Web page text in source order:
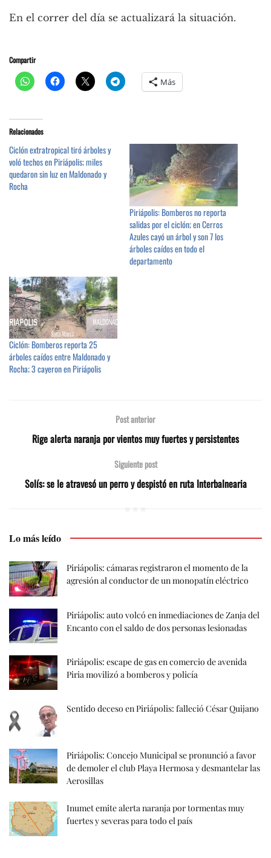
En el correr del día se actualizará la situación.
Compartir
Más
Relacionados
Ciclón extratropical tiró árboles y
voló techos en Piriápolis; miles
quedaron sin luz en Maldonado y
Rocha
Piriápolis: Bomberos no reporta
salidas por el ciclón; en Cerros
Azules cayó un árbol y son 7 los
árboles caídos en todo el
departamento
Ciclón: Bomberos reporta 25
árboles caídos entre Maldonado y
Rocha; 3 cayeron en Piriápolis
Post anterior
Rige alerta naranja por vientos muy fuertes y persistentes
Siguiente post
Solís: se le atravesó un perro y despistó en ruta Interbalnearia
Lo más leído
Piriápolis: cámaras registraron el momento de la
agresión al conductor de un monopatín eléctrico
Piriápolis: auto volcó en inmediaciones de Zanja del
Encanto con el saldo de dos personas lesionadas
Piriápolis: escape de gas en comercio de avenida
Piria movilizó a bomberos y policía
Sentido deceso en Piriápolis: falleció César Quijano
Piriápolis: Concejo Municipal se pronunció a favor
de demoler el club Playa Hermosa y desmantelar las
Aerosillas
Inumet emite alerta naranja por tormentas muy
fuertes y severas para todo el país